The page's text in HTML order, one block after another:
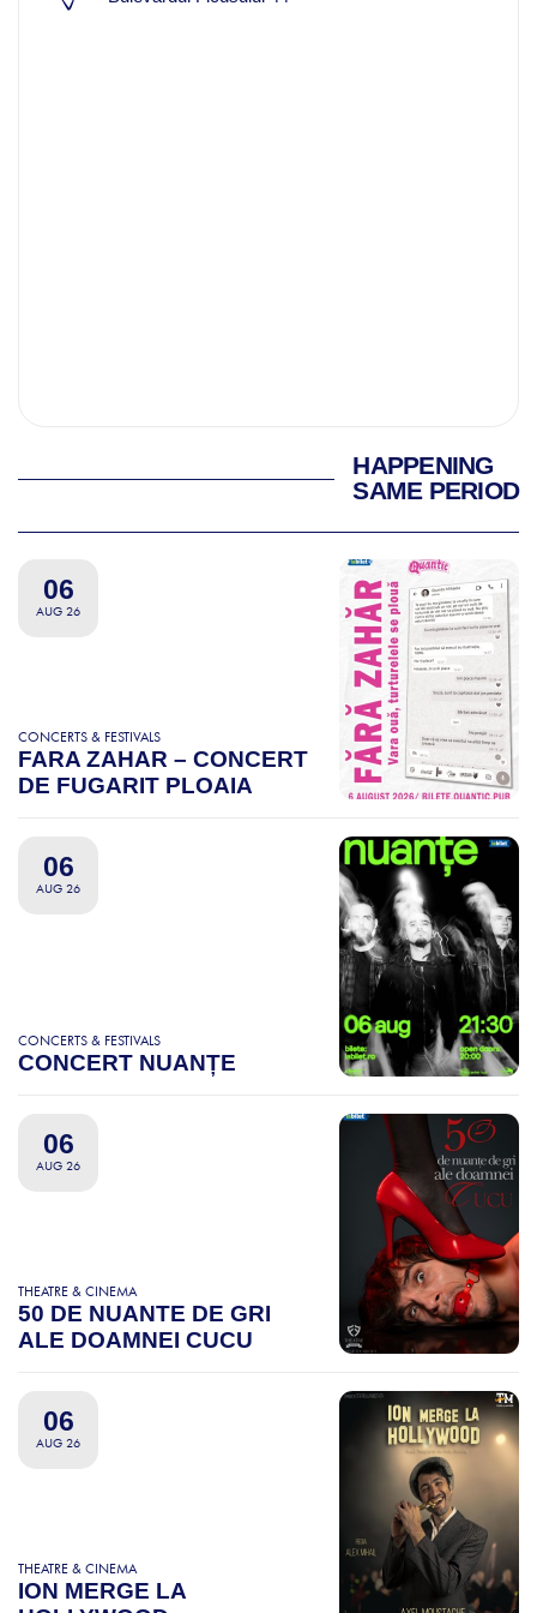
HAPPENING
SAME PERIOD
06
AUG 26
CONCERTS & FESTIVALS
FARA ZAHAR – CONCERT
DE FUGARIT PLOAIA
06
AUG 26
CONCERTS & FESTIVALS
CONCERT NUANȚE
06
AUG 26
THEATRE & CINEMA
50 DE NUANTE DE GRI
ALE DOAMNEI CUCU
06
AUG 26
THEATRE & CINEMA
ION MERGE LA